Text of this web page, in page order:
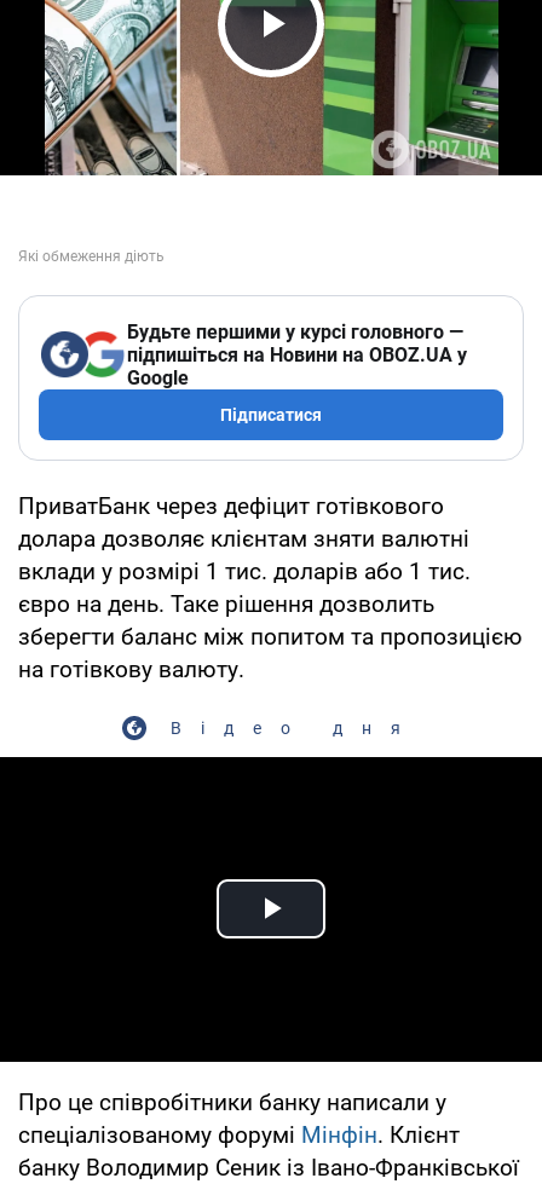
Play Video
Будьте першими у курсі головного —
підпишіться на Новини на OBOZ.UA у
Google
Підписатися
ПриватБанк через дефіцит готівкового
долара дозволяє клієнтам зняти валютні
вклади у розмірі 1 тис. доларів або 1 тис.
євро на день. Таке рішення дозволить
зберегти баланс між попитом та пропозицією
на готівкову валюту.
Відео дня
Play Video
Про це співробітники банку написали у
спеціалізованому форумі Мінфін. Клієнт
банку Володимир Сеник із Івано-Франківської